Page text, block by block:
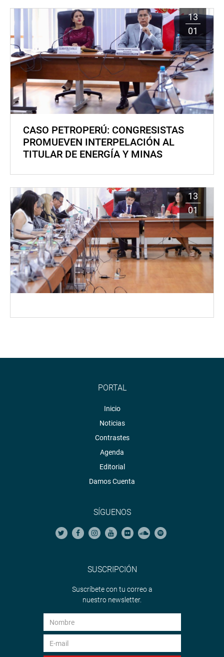
13
01
CASO PETROPERÚ: CONGRESISTAS
PROMUEVEN INTERPELACIÓN AL
TITULAR DE ENERGÍA Y MINAS
13
01
PORTAL
Inicio
Noticias
Contrastes
Agenda
Editorial
Damos Cuenta
SÍGUENOS
SUSCRIPCIÓN
Suscríbete con tu correo a
nuestro newsletter.